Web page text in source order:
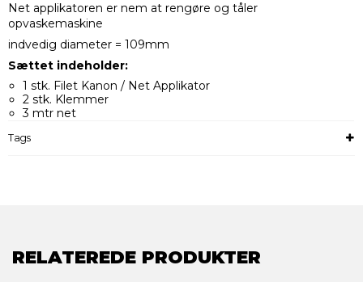
Net applikatoren er nem at rengøre og tåler
opvaskemaskine
indvedig diameter = 109mm
Sættet indeholder:
1 stk. Filet Kanon / Net Applikator
2 stk. Klemmer
3 mtr net
Tags
RELATEREDE PRODUKTER